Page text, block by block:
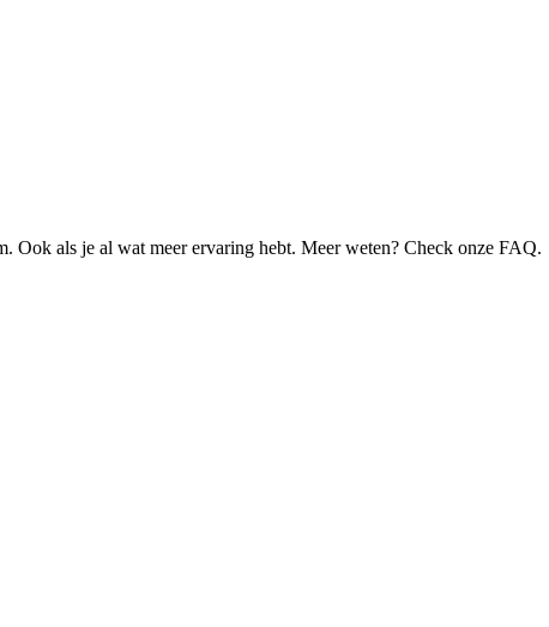
Ook als je al wat meer ervaring hebt. Meer weten? Check onze FAQ.